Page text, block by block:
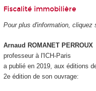
Fiscalité immobilière
Pour plus d'information, cliquez
Arnaud ROMANET PERROUX
professeur à l'ICH-Paris
a publié en 2019, aux éditions
2e édition de son ouvrage: